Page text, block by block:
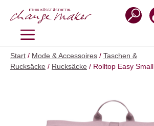
Inhalt
MENÜ
Start / Mode & Accessoires / Taschen &
Rucksäcke / Rucksäcke / Rolltop Easy Small